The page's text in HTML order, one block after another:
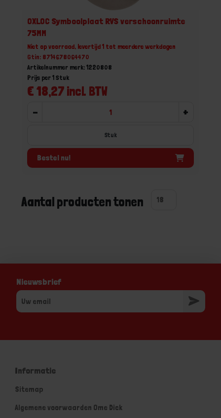
OXLOC Symboolplaat RVS verschoonruimte
75MM
Niet op voorraad, levertijd 1 tot meerdere werkdagen
Gtin: 8714678064470
Artikelnummer merk: 1220808
€ 18,27 incl. BTW
Prijs per 1 Stuk
- +
Stuk
Bestel nu!
Aantal producten tonen
Nieuwsbrief
Informatie
Sitemap
Algemene voorwaarden Ome Dick